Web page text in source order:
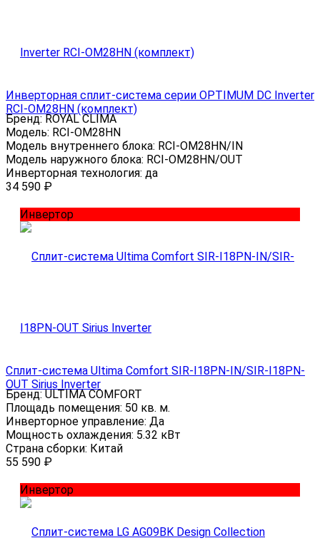
Инверторная сплит-система серии OPTIMUM DC Inverter
RCI-OM28HN (комплект)
Бренд: ROYAL CLIMA
Модель: RCI-OM28HN
Модель внутреннего блока: RCI-OM28HN/IN
Модель наружного блока: RCI-OM28HN/OUT
Инверторная технология: да
34 590 ₽
Инвертор
Сплит-система Ultima Comfort SIR-I18PN-IN/SIR-I18PN-
OUT Sirius Inverter
Бренд: ULTIMA COMFORT
Площадь помещения: 50 кв. м.
Инверторное управление: Да
Мощность охлаждения: 5.32 кВт
Страна сборки: Китай
55 590 ₽
Инвертор